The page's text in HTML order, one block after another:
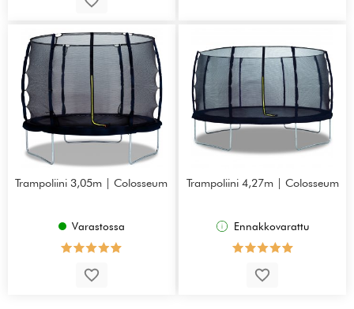
Trampoliini 3,05m | Colosseum
Varastossa
Trampoliini 4,27m | Colosseum
Ennakkovarattu